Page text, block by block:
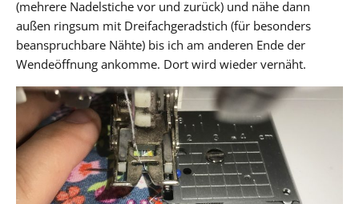
(mehrere Nadelstiche vor und zurück) und nähe dann
außen ringsum mit Dreifachgeradstich (für besonders
beanspruchbare Nähte) bis ich am anderen Ende der
Wendeöffnung ankomme. Dort wird wieder vernäht.